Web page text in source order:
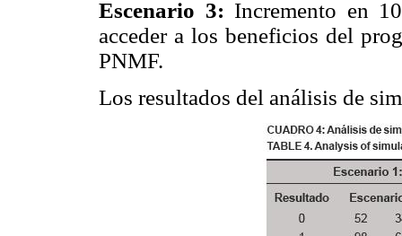
Escenario 3: Incremento en
acceder a los beneficios del
PNMF.
Los resultados del análisis de